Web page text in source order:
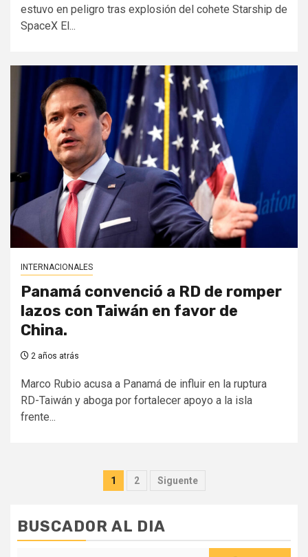
estuvo en peligro tras explosión del cohete Starship de
SpaceX El...
INTERNACIONALES
Panamá convenció a RD de romper
lazos con Taiwán en favor de
China.
2 años atrás
Marco Rubio acusa a Panamá de influir en la ruptura
RD-Taiwán y aboga por fortalecer apoyo a la isla
frente...
Paginación
entradas
1 2 Siguente
BUSCADOR AL DIA